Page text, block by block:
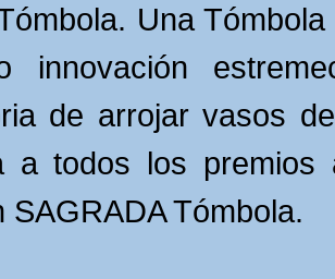
Una
innovación
de arrojar vasos
a todos los premios
SAGRADA Tómbola.